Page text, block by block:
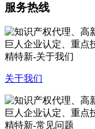
服务热线
关于我们